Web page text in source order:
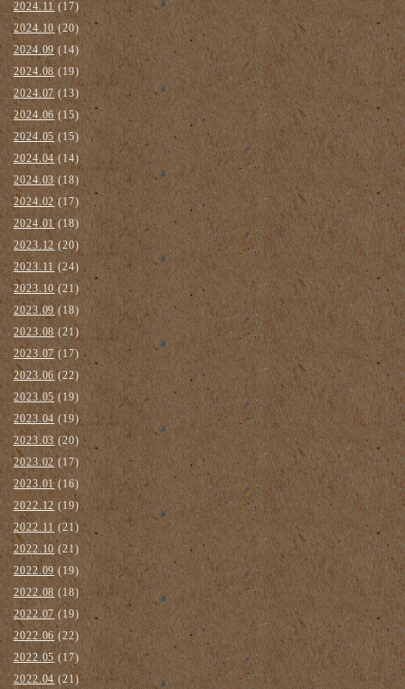
2024.11(17)
2024.10 (20)
2024.09(14)
2024.08(19)
2024.07 (13)
2024.06(15)
2024.05(15)
2024.04 (14)
2024.03(18)
2024.02(17)
2024.01(18)
2023.12 (20)
2023.11(24)
2023.10(21)
2023.09(18)
2023.08(21)
2023.07(17)
2023.06 (22)
2023.05(19)
2023.04 (19)
2023.03(20)
2023.02(17)
2023.01(16)
2022.12 (19)
2022.11(21)
2022.10(21)
2022.09(19)
2022.08 (18)
2022.07(19)
2022.06(22)
2022.05(17)
2022.04 (21)